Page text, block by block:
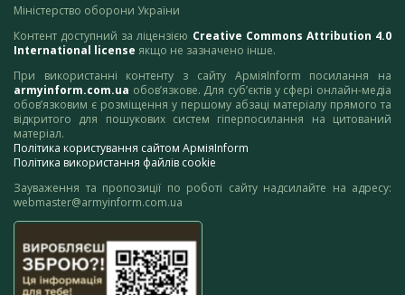
Міністерство оборони України
Контент доступний за ліцензією Creative Commons Attribution 4.0
International license якщо не зазначено інше.
При використанні контенту з сайту АрміяInform посилання на
armyinform.com.ua обов’язкове. Для суб’єктів у сфері онлайн-медіа
обов’язковим є розміщення у першому абзаці матеріалу прямого та
відкритого для пошукових систем гіперпосилання на цитований
матеріал.
Політика користування сайтом АрміяInform
Політика використання файлів cookie
Зауваження та пропозиції по роботі сайту надсилайте на адресу:
webmaster@armyinform.com.ua